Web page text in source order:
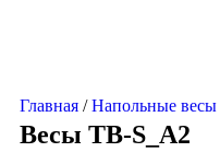
Главная /Напольные весы
Весы TB-S_А2